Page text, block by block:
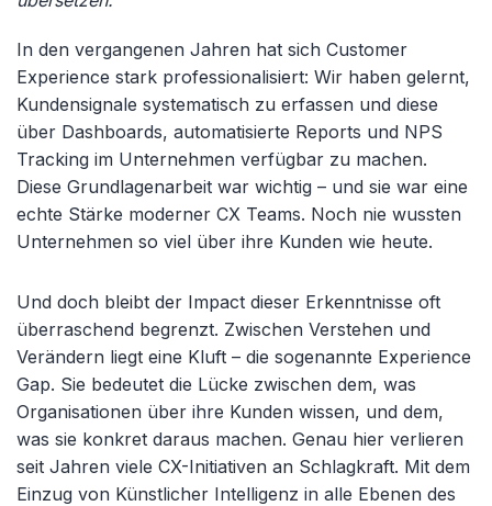
In den vergangenen Jahren hat sich Customer
Experience stark professionalisiert: Wir haben gelernt,
Kundensignale systematisch zu erfassen und diese
über Dashboards, automatisierte Reports und NPS
Tracking im Unternehmen verfügbar zu machen.
Diese Grundlagenarbeit war wichtig – und sie war eine
echte Stärke moderner CX Teams. Noch nie wussten
Unternehmen so viel über ihre Kunden wie heute.
Und doch bleibt der Impact dieser Erkenntnisse oft
überraschend begrenzt. Zwischen Verstehen und
Verändern liegt eine Kluft – die sogenannte Experience
Gap. Sie bedeutet die Lücke zwischen dem, was
Organisationen über ihre Kunden wissen, und dem,
was sie konkret daraus machen. Genau hier verlieren
seit Jahren viele CX-Initiativen an Schlagkraft. Mit dem
Einzug von Künstlicher Intelligenz in alle Ebenen des